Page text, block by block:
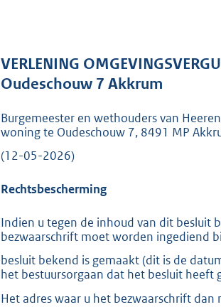
VERLENING
Oudeschouw 7 Akkrum
Burgemeester en wethouders van
woning te Oudeschouw 7, 8491 MP
(12-05-2026)
Rechtsbescherming
Indien u tegen de inhoud van dit besluit
bezwaarschrift moet worden ingediend
besluit bekend is gemaakt (dit is de
het bestuursorgaan dat het besluit
Het adres waar u het bezwaarschrift